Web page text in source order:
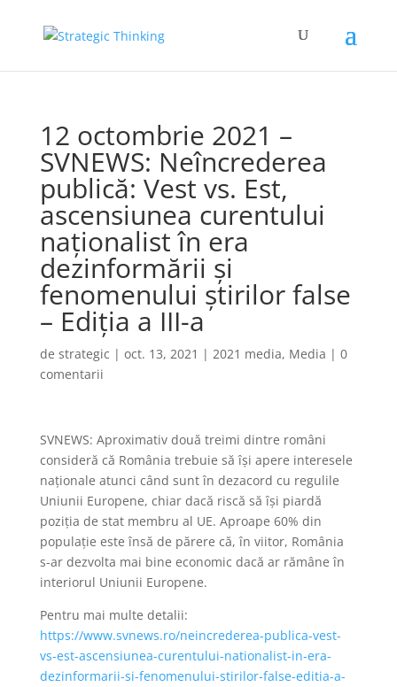
12 octombrie 2021 –
SVNEWS: Neîncrederea
publică: Vest vs. Est,
ascensiunea curentului
naționalist în era
dezinformării și
fenomenului știrilor false
– Ediția a III-a
de strategic | oct. 13, 2021 | 2021 media, Media | 0
comentarii
SVNEWS: Aproximativ două treimi dintre români
consideră că România trebuie să își apere interesele
naționale atunci când sunt în dezacord cu regulile
Uniunii Europene, chiar dacă riscă să își piardă
poziția de stat membru al UE. Aproape 60% din
populație este însă de părere că, în viitor, România
s-ar dezvolta mai bine economic dacă ar rămâne în
interiorul Uniunii Europene.
Pentru mai multe detalii:
https://www.svnews.ro/neincrederea-publica-vest-
vs-est-ascensiunea-curentului-nationalist-in-era-
dezinformarii-si-fenomenului-stirilor-false-editia-a-